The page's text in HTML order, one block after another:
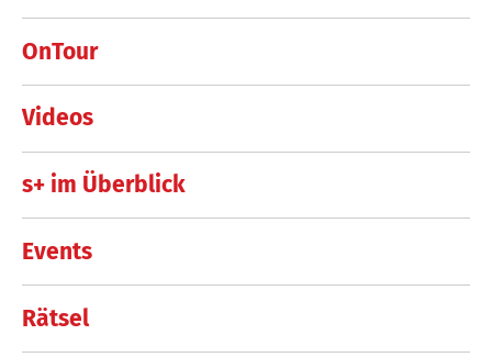
OnTour
Videos
s+ im Überblick
Events
Rätsel